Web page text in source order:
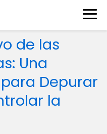
de las
Una
Depurar
la